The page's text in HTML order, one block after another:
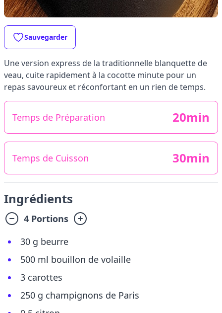
Sauvegarder
Une version express de la traditionnelle blanquette de
veau, cuite rapidement à la cocotte minute pour un
repas savoureux et réconfortant en un rien de temps.
Temps de Préparation 20min
Temps de Cuisson 30min
Ingrédients
4 Portions
30 g beurre
500 ml bouillon de volaille
3 carottes
250 g champignons de Paris